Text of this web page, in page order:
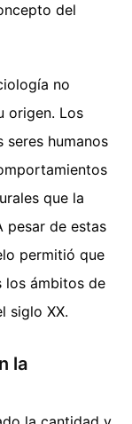
del
no
origen. Los
humanos
que la
pesar de estas
permitió que
los ámbitos de
siglo XX.
la